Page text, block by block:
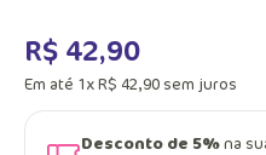
R$ 42,90
Em até 1xR$ 42,90 sem juros
Desconto de 5%na